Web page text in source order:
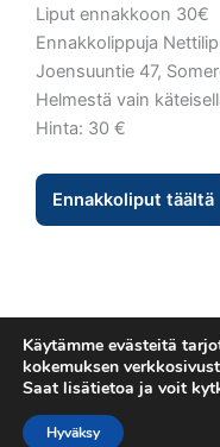
Liput ennakkoon 30€
Ennakkolippuja
Joensuuntie 47,
Helmestä vain
Hinta: 30 €
Ennakkoliput täältä
Käytämme evästeitä
kokemuksen
Saat lisätietoa ja voit
Hyväksy